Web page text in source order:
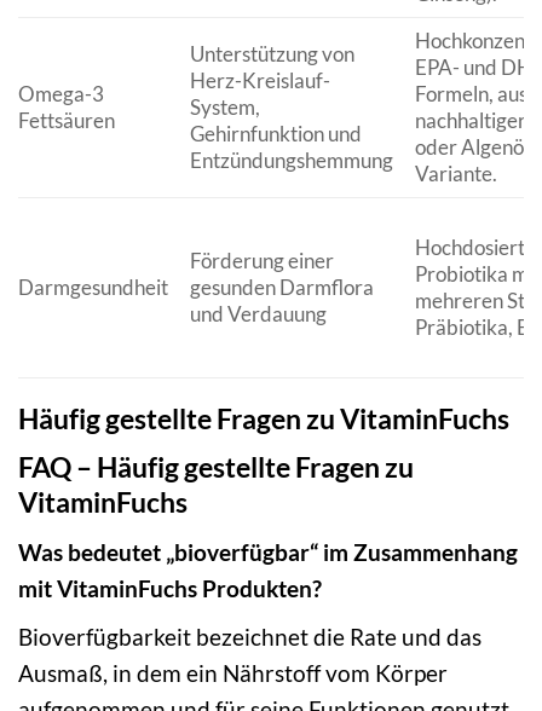
Omega-3
Fettsäuren
Unterstützung von
Herz-Kreislauf-
System,
Gehirnfunktion und
Entzündungshemmung
EPA- und
Formeln, aus
nachhaltiger
oder Algenöl-
Variante.
Darmgesundheit
Förderung einer
gesunden Darmflora
und Verdauung
Hochdosierte
Probiotika mit
mehreren
Präbiotika,
Häufig gestellte Fragen zu VitaminFuchs
FAQ – Häufig gestellte Fragen zu
VitaminFuchs
Was bedeutet „bioverfügbar“ im Zusammenhang
mit VitaminFuchs Produkten?
Bioverfügbarkeit bezeichnet die Rate und das
Ausmaß, in dem ein Nährstoff vom Körper